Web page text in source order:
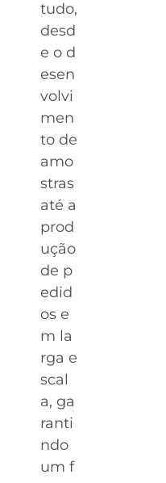
tudo,
desd
e o d
esen
volvi
men
to de
amo
stras
até a
prod
ução
de p
edid
os e
m la
rga e
scal
a, ga
ranti
ndo
um f